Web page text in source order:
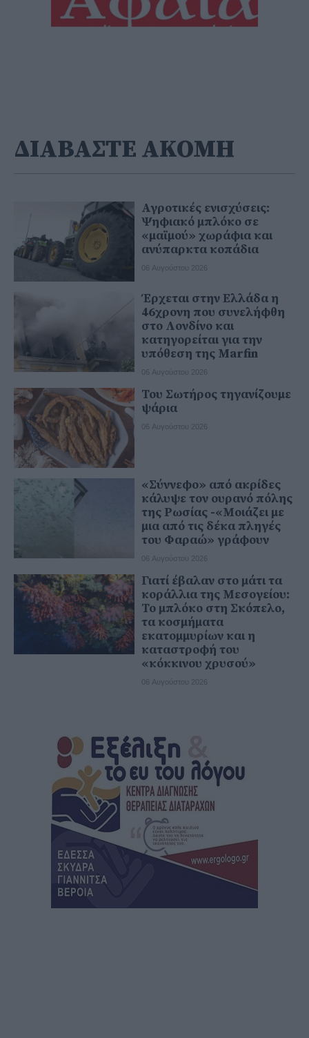
ΔΙΑΒΑΣΤΕ ΑΚΟΜΗ
Αγροτικές ενισχύσεις:
Ψηφιακό μπλόκο σε
«μαϊμού» χωράφια και
ανύπαρκτα κοπάδια
06 Αυγούστου 2026
Έρχεται στην Ελλάδα η
46χρονη που συνελήφθη
στο Λονδίνο και
κατηγορείται για την
υπόθεση της Marfin
06 Αυγούστου 2026
Του Σωτήρος τηγανίζουμε
ψάρια
06 Αυγούστου 2026
«Σύννεφο» από ακρίδες
κάλυψε τον ουρανό πόλης
της Ρωσίας -«Μοιάζει με
μια από τις δέκα πληγές
του Φαραώ» γράφουν
06 Αυγούστου 2026
Γιατί έβαλαν στο μάτι τα
κοράλλια της Μεσογείου:
Το μπλόκο στη Σκόπελο,
τα κοσμήματα
εκατομμυρίων και η
καταστροφή του
«κόκκινου χρυσού»
06 Αυγούστου 2026